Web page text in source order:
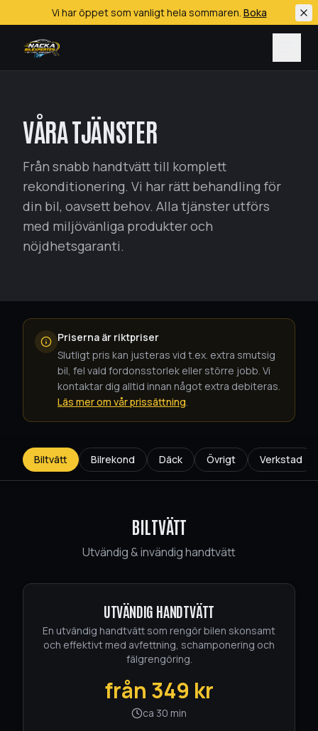
Biltvätt (handtvätt)
Bilrekond
Keramisk coating
Däckservice
Öppnar imorgon kl. 08:00
VÅRA TJÄNSTER
Från snabb handtvätt till komplett
rekonditionering. Vi har rätt behandling för
din bil, oavsett behov. Alla tjänster utförs
med miljövänliga produkter och
nöjdhetsgaranti.
Priserna är riktpriser
Slutligt pris kan justeras vid t.ex. extra smutsig
bil, fel vald fordonsstorlek eller större jobb. Vi
kontaktar dig alltid innan något extra debiteras.
Läs mer om vår prissättning.
Biltvätt Bilrekond Däck Övrigt Verkstad
BILTVÄTT
Utvändig & invändig handtvätt
UTVÄNDIG HANDTVÄTT
En utvändig handtvätt som rengör bilen skonsamt
och effektivt med avfettning, schamponering och
fälgrengöring.
från 349 kr
ca 30 min
Vi har öppet som vanligt hela sommaren. Boka